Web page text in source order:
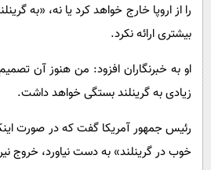
را از اروپا خارج خواهد کرد یا نه، «به
بیشتری ارائه نکرد.
او به خبرنگاران افزود: من هنوز آن
زیادی به گرینلند بستگی خواهد داشت.
رئیس جمهور آمریکا گفت که در صورت
خوب در گرینلند» به دست نیاورد، خروج